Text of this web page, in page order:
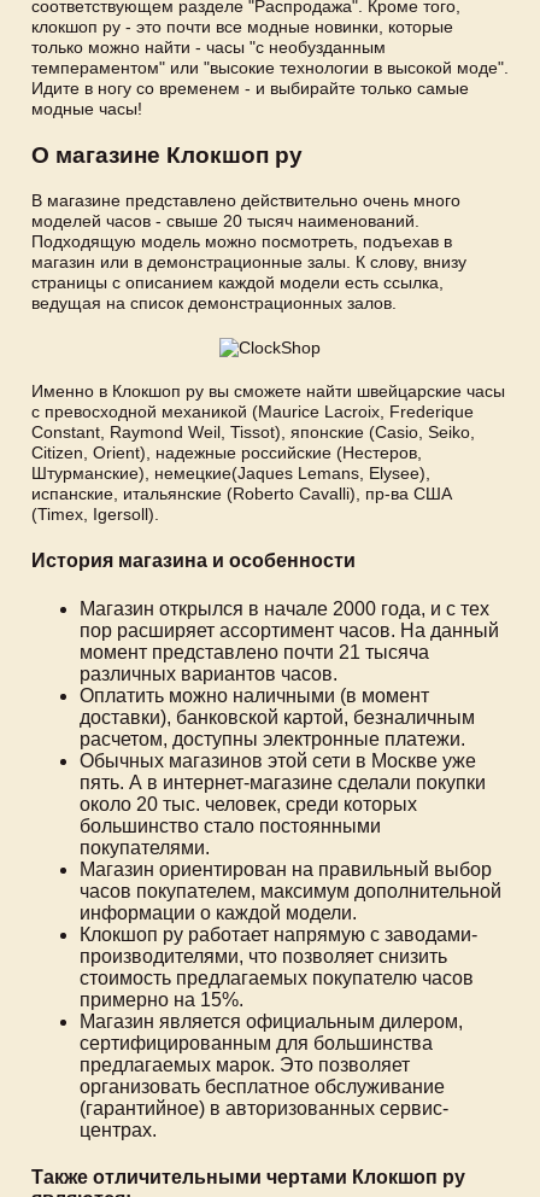
соответствующем разделе "Распродажа". Кроме того,
клокшоп ру - это почти все модные новинки, которые
только можно найти - часы "с необузданным
темпераментом" или "высокие технологии в высокой моде".
Идите в ногу со временем - и выбирайте только самые
модные часы!
О магазине Клокшоп ру
В магазине представлено действительно очень много
моделей часов - свыше 20 тысяч наименований.
Подходящую модель можно посмотреть, подъехав в
магазин или в демонстрационные залы. К слову, внизу
страницы с описанием каждой модели есть ссылка,
ведущая на список демонстрационных залов.
Именно в Клокшоп ру вы сможете найти швейцарские часы
с превосходной механикой (Maurice Lacroix, Frederique
Constant, Raymond Weil, Tissot), японские (Casio, Seiko,
Citizen, Orient), надежные российские (Нестеров,
Штурманские), немецкие(Jaques Lemans, Elysee),
испанские, итальянские (Roberto Cavalli), пр-ва США
(Timex, Igersoll).
История магазина и особенности
Магазин открылся в начале 2000 года, и с тех
пор расширяет ассортимент часов. На данный
момент представлено почти 21 тысяча
различных вариантов часов.
Оплатить можно наличными (в момент
доставки), банковской картой, безналичным
расчетом, доступны электронные платежи.
Обычных магазинов этой сети в Москве уже
пять. А в интернет-магазине сделали покупки
около 20 тыс. человек, среди которых
большинство стало постоянными
покупателями.
Магазин ориентирован на правильный выбор
часов покупателем, максимум дополнительной
информации о каждой модели.
Клокшоп ру работает напрямую с заводами-
производителями, что позволяет снизить
стоимость предлагаемых покупателю часов
примерно на 15%.
Магазин является официальным дилером,
сертифицированным для большинства
предлагаемых марок. Это позволяет
организовать бесплатное обслуживание
(гарантийное) в авторизованных сервис-
центрах.
Также отличительными чертами Клокшоп ру